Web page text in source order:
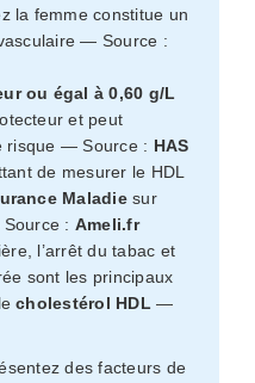
la femme constitue un
— Source :
ou égal à 0,60 g/L
et peut
risque — Source : HAS
de mesurer le HDL
Maladiesur
: Ameli.fr
l’arrêt du tabac et
sont les principaux
cholestérol HDL—
des facteurs de